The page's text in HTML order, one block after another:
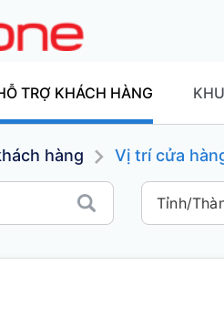
TRỢ KHÁCH HÀNG
hàng Vị trí cửa